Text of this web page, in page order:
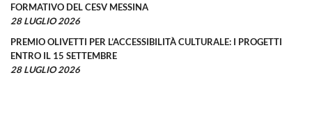
FORMATIVO DEL CESV MESSINA
28 LUGLIO 2026
PREMIO OLIVETTI PER L’ACCESSIBILITÀ CULTURALE: I PROGETTI
ENTRO IL 15 SETTEMBRE
28 LUGLIO 2026